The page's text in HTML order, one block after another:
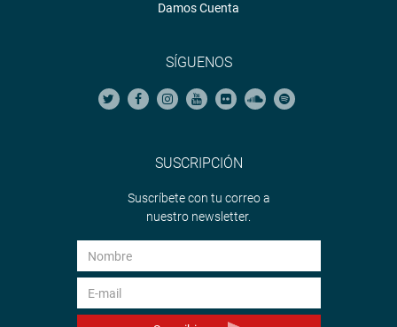
Damos Cuenta
SÍGUENOS
SUSCRIPCIÓN
Suscríbete con tu correo a
nuestro newsletter.